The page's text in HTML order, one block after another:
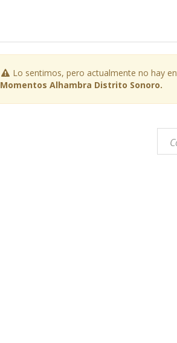
Lo sentimos, pero actualmente no hay
Momentos Alhambra Distrito Sonoro.